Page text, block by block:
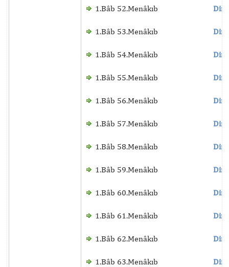
1.Bâb 52.Menâkıb
1.Bâb 53.Menâkıb
1.Bâb 54.Menâkıb
1.Bâb 55.Menâkıb
1.Bâb 56.Menâkıb
1.Bâb 57.Menâkıb
1.Bâb 58.Menâkıb
1.Bâb 59.Menâkıb
1.Bâb 60.Menâkıb
1.Bâb 61.Menâkıb
1.Bâb 62.Menâkıb
1.Bâb 63.Menâkıb